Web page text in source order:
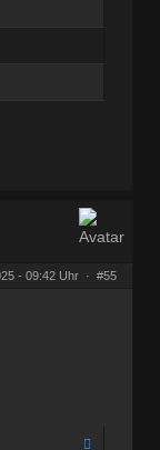
- 09:42 Uhr · #55